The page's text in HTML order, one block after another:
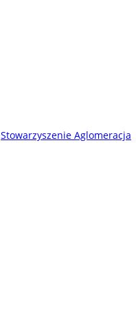
Stowarzyszenie Aglomeracja